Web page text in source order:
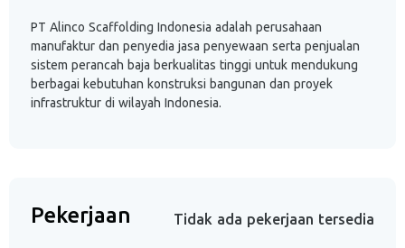
PT Alinco Scaffolding Indonesia adalah perusahaan
manufaktur dan penyedia jasa penyewaan serta penjualan
sistem perancah baja berkualitas tinggi untuk mendukung
berbagai kebutuhan konstruksi bangunan dan proyek
infrastruktur di wilayah Indonesia.
Pekerjaan Tidak ada pekerjaan tersedia